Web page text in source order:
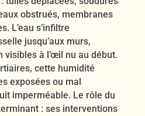
obstrués, membranes
L’eau s’infiltre
jusqu’aux murs,
visibles à l’œil nu au début.
cette humidité
exposées ou mal
imperméable. Le rôle du
: ses interventions